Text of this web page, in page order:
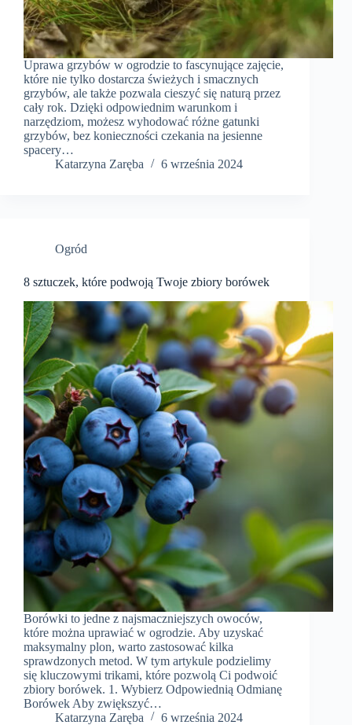
Uprawa grzybów w ogrodzie to fascynujące zajęcie,
które nie tylko dostarcza świeżych i smacznych
grzybów, ale także pozwala cieszyć się naturą przez
cały rok. Dzięki odpowiednim warunkom i
narzędziom, możesz wyhodować różne gatunki
grzybów, bez konieczności czekania na jesienne
spacery…
Katarzyna Zaręba
6 września 2024
Ogród
8 sztuczek, które podwoją Twoje zbiory borówek
Borówki to jedne z najsmaczniejszych owoców,
które można uprawiać w ogrodzie. Aby uzyskać
maksymalny plon, warto zastosować kilka
sprawdzonych metod. W tym artykule podzielimy
się kluczowymi trikami, które pozwolą Ci podwoić
zbiory borówek. 1. Wybierz Odpowiednią Odmianę
Borówek Aby zwiększyć…
Katarzyna Zaręba
6 września 2024